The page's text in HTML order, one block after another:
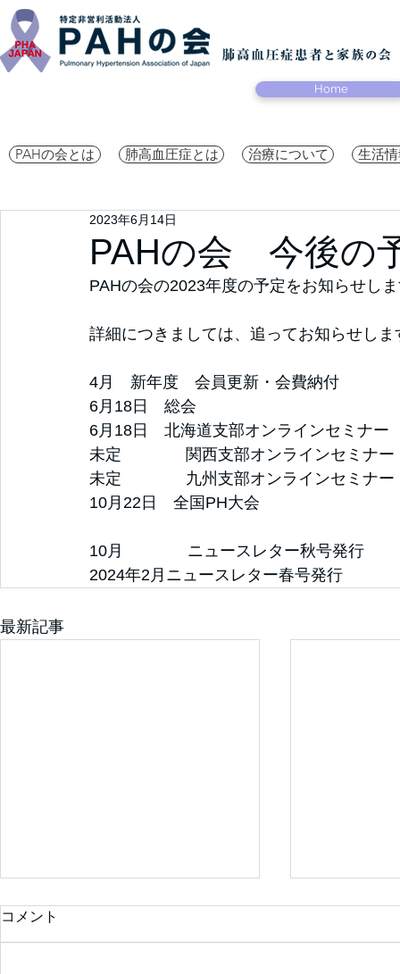
Home
PAHの会とは 肺高血圧症とは 治療について 生活
PAHの会 今後の
2023年6月14日
PAHの会の2023年度の予定をお知らせし
詳細につきましては、追ってお知らせしま
4月　新年度　会員更新・会費納付
6月18日　総会
6月18日　北海道支部オンラインセミナー
未定　　　　関西支部オンラインセミナー
未定　　　　九州支部オンラインセミナー
10月22日　全国PH大会
10月　　　　ニュースレター秋号発行
2024年2月ニュースレター春号発行
最新記事
コメント